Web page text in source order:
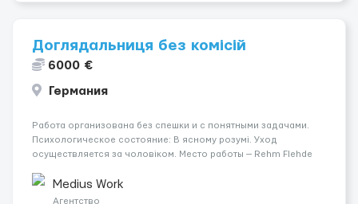
Доглядальниця без комісій
6000 €
Германия
Работа организована без спешки и с понятными задачами.
Психологическое состояние: В ясному розумі. Уход
осуществляется за чоловіком. Место работы — Rehm Flehde
(потрібна допомога при переміщенні). Ночной уход: Спить не
прокид...
Medius Work
Агентство